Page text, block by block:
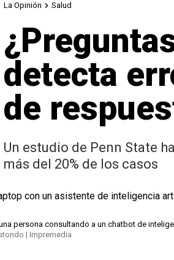
La Opinión Salud
detecta
de
Un estudio de Penn State
más del 20% de los casos
persona consultando a un chatbot de
| Impremedia